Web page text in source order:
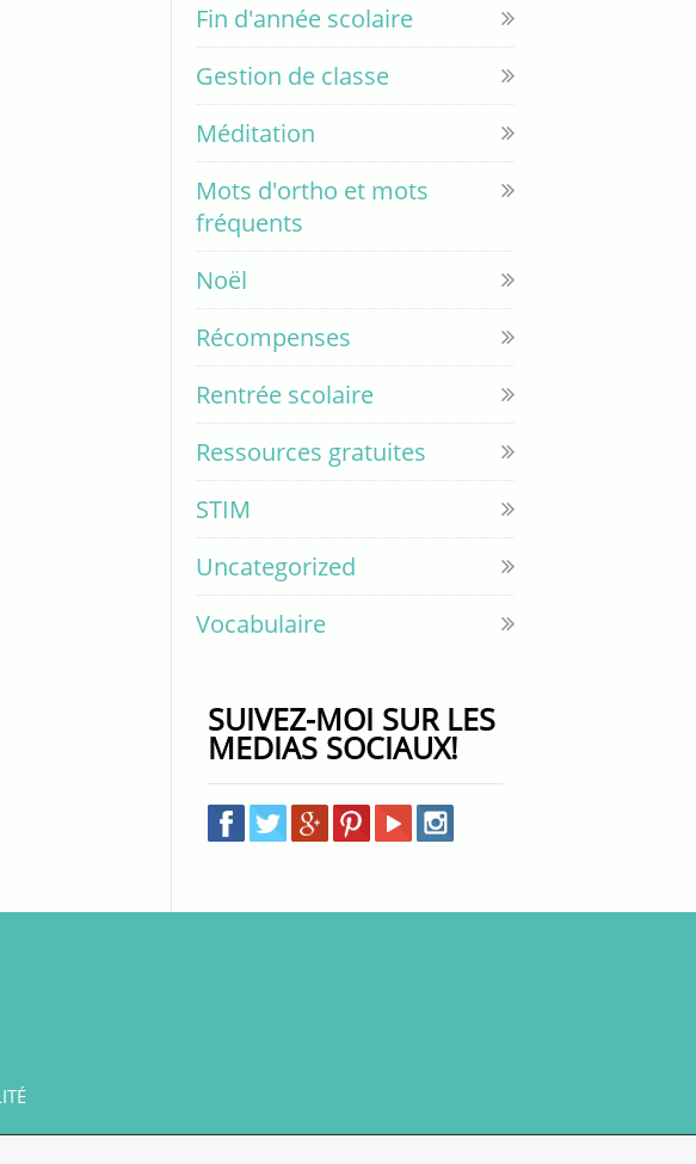
Fin d'année scolaire
Gestion de classe
Méditation
Mots d'ortho et mots
fréquents
Noël
Récompenses
Rentrée scolaire
Ressources gratuites
STIM
Uncategorized
Vocabulaire
SUIVEZ-MOI SUR LES
MEDIAS SOCIAUX!